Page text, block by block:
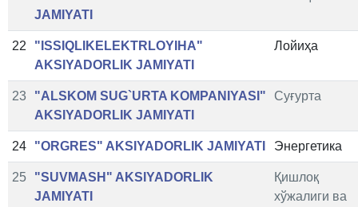
JAMIYATI
22
"ISSIQLIKELEKTRLOYIHA"
AKSIYADORLIK JAMIYATI
Лойиҳа
23
"ALSKOM SUG`URTA KOMPANIYASI"
AKSIYADORLIK JAMIYATI
Суғурта
24 "ORGRES" AKSIYADORLIK JAMIYATI Энергетика
25
"SUVMASH" AKSIYADORLIK
JAMIYATI
Қишлоқ
хўжалиги ва